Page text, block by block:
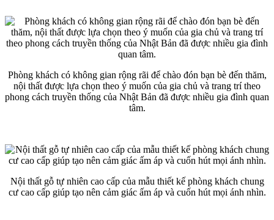
Phòng khách có không gian rộng rãi để chào đón bạn bè đến thăm,
nội thất được lựa chọn theo ý muốn của gia chủ và trang trí theo
phong cách truyền thống của Nhật Bản đã được nhiều gia đình quan
tâm.
Nội thất gỗ tự nhiên cao cấp của mẫu thiết kế phòng khách chung
cư cao cấp giúp tạo nên cảm giác ấm áp và cuốn hút mọi ánh nhìn.